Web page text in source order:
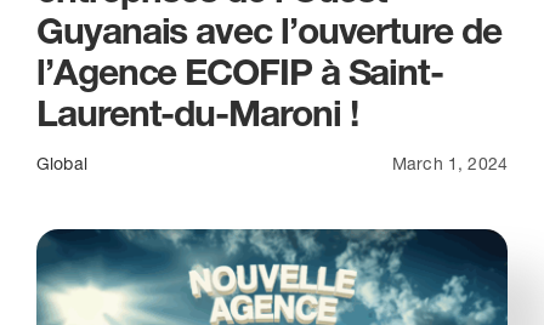
Nos Services
Nos Implantations
Actus
Guyanais avec l’ouverture de
l’Agence ECOFIP à Saint-
Laurent-du-Maroni !
Global March 1, 2024